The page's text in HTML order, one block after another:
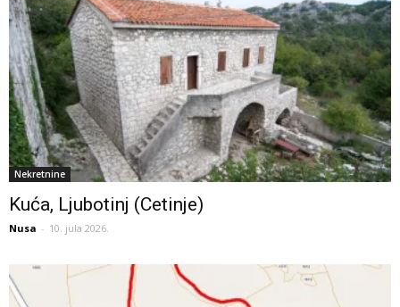
Nekretnine
Kuća, Ljubotinj (Cetinje)
Nusa - 10. jula 2026.